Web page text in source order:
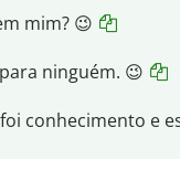
mim? 😉
ninguém. 😉
conhecimento e